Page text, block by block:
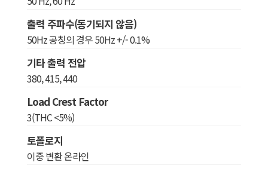
출력 주파수(동기되지 않음)
50Hz 공칭의 경우 50Hz +/- 0.1%
기타 출력 전압
380, 415, 440
Load Crest Factor
3(THC <5%)
토폴로지
이중 변환 온라인